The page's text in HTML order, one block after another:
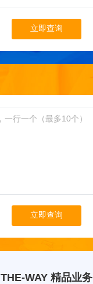
立即查询
立即查询
THE-WAY 精品业务